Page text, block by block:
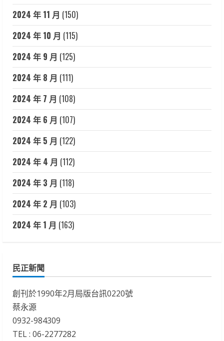
2024 年 11 月 (150)
2024 年 10 月 (115)
2024 年 9 月 (125)
2024 年 8 月 (111)
2024 年 7 月 (108)
2024 年 6 月 (107)
2024 年 5 月 (122)
2024 年 4 月 (112)
2024 年 3 月 (118)
2024 年 2 月 (103)
2024 年 1 月 (163)
民正新聞
創刊於1990年2月局版台訊0220號
蔡永源
0932-984309
TEL : 06-2277282